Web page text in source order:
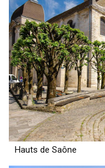
Hauts de Saône